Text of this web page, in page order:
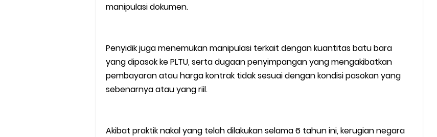
manipulasi dokumen.
Penyidik juga menemukan manipulasi terkait dengan kuantitas batu bara
yang dipasok ke PLTU, serta dugaan penyimpangan yang mengakibatkan
pembayaran atau harga kontrak tidak sesuai dengan kondisi pasokan yang
sebenarnya atau yang riil.
Akibat praktik nakal yang telah dilakukan selama 6 tahun ini, kerugian negara